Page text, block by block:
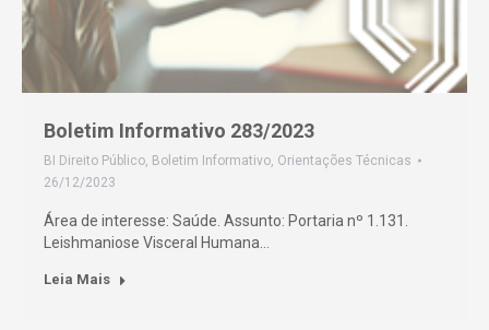
Boletim Informativo 283/2023
BI Direito Público, Boletim Informativo, Orientações Técnicas
26/12/2023
Área de interesse: Saúde. Assunto: Portaria nº 1.131.
Leishmaniose Visceral Humana…
Leia Mais